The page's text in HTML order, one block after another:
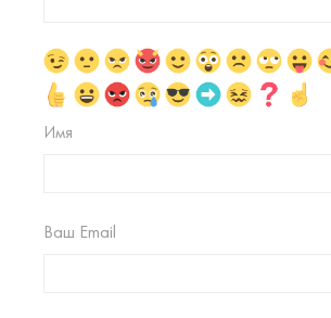
Имя
Ваш Email